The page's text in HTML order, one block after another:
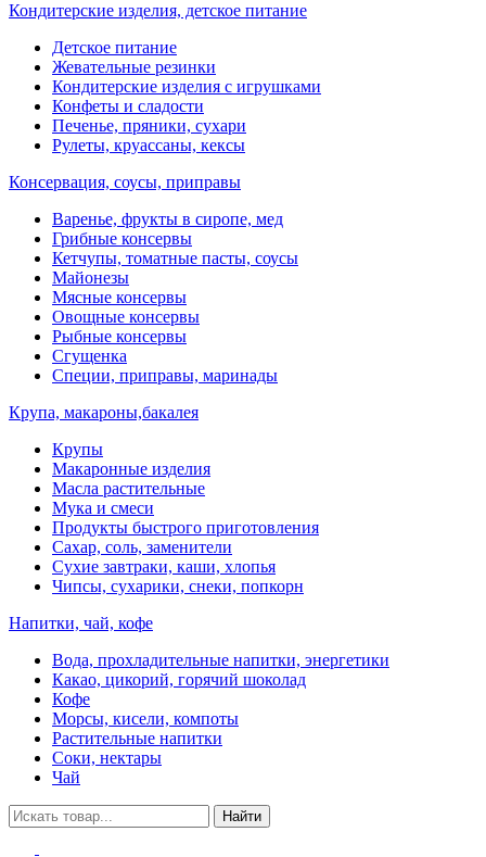
Кондитерские изделия, детское питание
Детское питание
Жевательные резинки
Кондитерские изделия с игрушками
Конфеты и сладости
Печенье, пряники, сухари
Рулеты, круассаны, кексы
Консервация, соусы, приправы
Варенье, фрукты в сиропе, мед
Грибные консервы
Кетчупы, томатные пасты, соусы
Майонезы
Мясные консервы
Овощные консервы
Рыбные консервы
Сгущенка
Специи, приправы, маринады
Крупа, макароны,бакалея
Крупы
Макаронные изделия
Масла растительные
Мука и смеси
Продукты быстрого приготовления
Сахар, соль, заменители
Сухие завтраки, каши, хлопья
Чипсы, сухарики, снеки, попкорн
Напитки, чай, кофе
Вода, прохладительные напитки, энергетики
Какао, цикорий, горячий шоколад
Кофе
Морсы, кисели, компоты
Растительные напитки
Соки, нектары
Чай
Найти